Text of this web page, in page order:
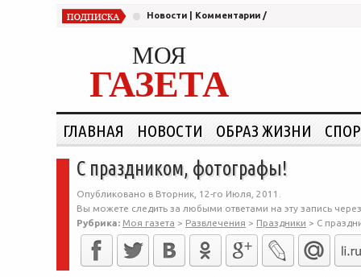
Новости Комментарии /
МОЯ
ГАЗЕТА
ГЛАВНАЯ НОВОСТИ ОБРАЗ ЖИЗНИ
С праздником, фотографы!
Опубликовано в Вторник, 12-го Июля, 2011.
Вы можете следить за любыми ответами на эту запись
Рубрика: Моя газета > Развлечения > Праздники > С